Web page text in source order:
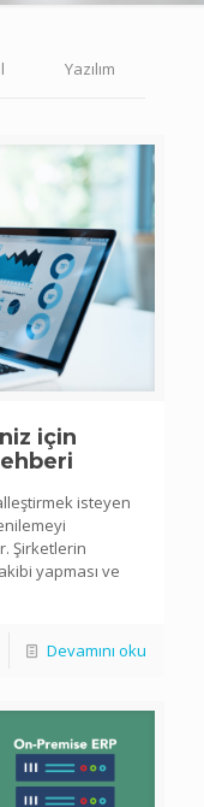
Yazılım
için
isteyen
Şirketlerin
yapması ve
Devamını oku